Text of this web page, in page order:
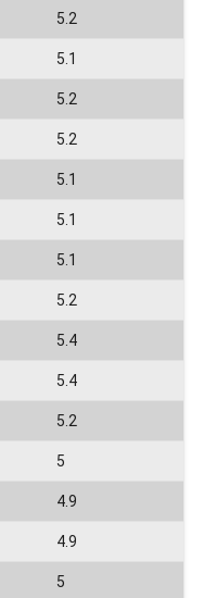
5.2
5.1
5.2
5.2
5.1
5.1
5.1
5.2
5.4
5.4
5.2
5
4.9
4.9
5